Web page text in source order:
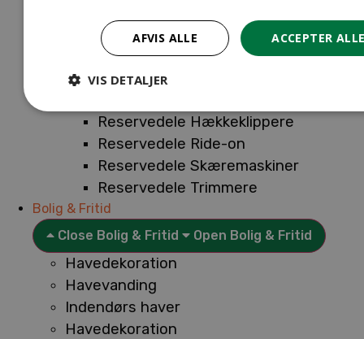
Reservedele Løvblæsere
Reservedele Motorsave
Reservedele Plæneklippere
Reservedele Hækkeklippere
Reservedele Ride-on
Reservedele Skæremaskiner
Reservedele Trimmere
Bolig & Fritid
Close Bolig & Fritid
Open Bolig & Fritid
Havedekoration
Havevanding
Indendørs haver
Havedekoration
ACCEPTER
AFVIS ALLE
VIS DETALJER